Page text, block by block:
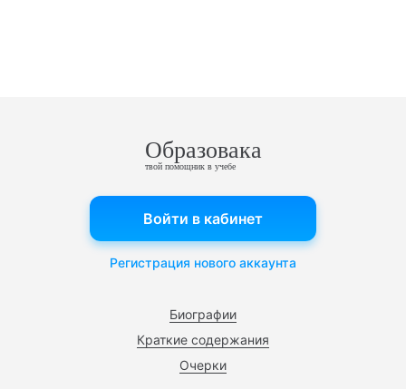
Образовака
твой помощник в учебе
Биографии
Краткие содержания
Очерки
Войти в кабинет
Регистрация нового аккаунта